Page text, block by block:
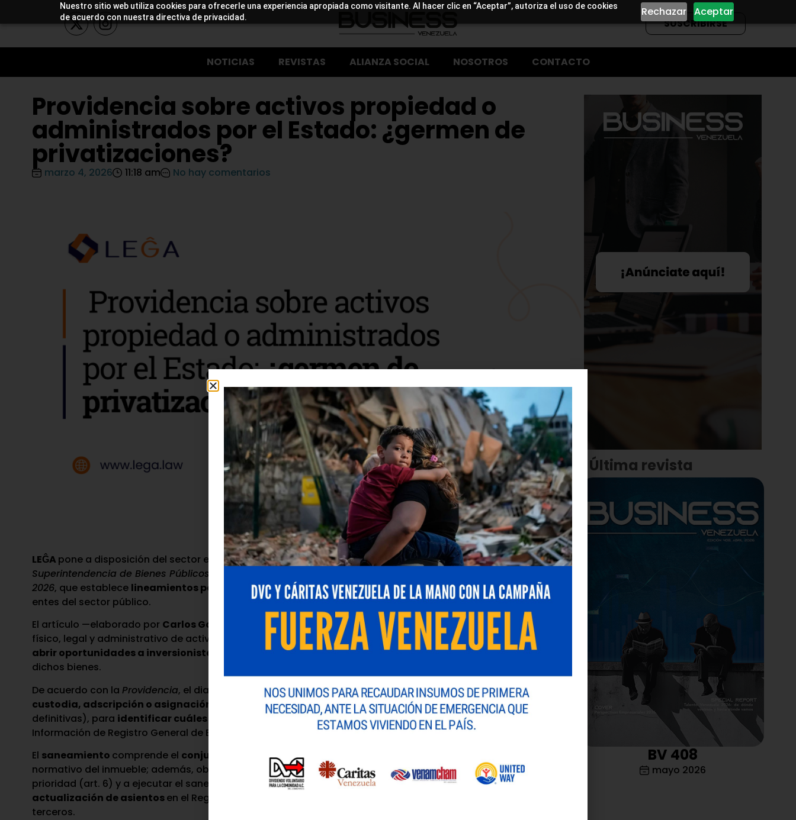
Nuestro sitio web utiliza cookies para ofrecerle una experiencia apropiada como visitante. Al hacer clic en “Aceptar”, autoriza el uso de cookies
de acuerdo con nuestra directiva de privacidad.
Rechazar Aceptar
SUSCRIBIRSE
NOTICIAS REVISTAS ALIANZA SOCIAL NOSOTROS CONTACTO
Providencia sobre activos propiedad o
administrados por el Estado: ¿germen de
privatizaciones?
marzo 4, 2026 11:18 am No hay comentarios
LEĜA pone a disposición del sector empresarial y de inversión su análisis sobre la Providencia N.° 023 de la
Superintendencia de Bienes Públicos
2026, que establece lineamientos para el diagnóstico y saneamiento de los bienes inmueblesde los órganos y
entes del sector público.
El artículo —elaborado por Carlos García Soto socio de LEĜA— destaca que la medida busca aclarar el estatus
físico, legal y administrativo de activos estatales o bajo administración del Estado, y subraya su
potencial para
abrir oportunidades a inversionistas locales y extranjeros , al ordenar la puesta al día registral y jurídica de
dichos bienes.
De acuerdo con la Providencia, el diagnóstico abarcará tantobienes propiedad del Estadocomo aquellos en
custodia, adscripción o asignación
(incluidos inmuebles sujetos a expropiaciones u ocupaciones temporales o
definitivas), para identificar cuáles requieren saneamientoy registrarlos correctamente en el Sistema de
Información de Registro General de Bienes Públicos.
El saneamiento comprende el conjunto de acciones, trámites y mejoras
normativo del inmueble; además, obliga a los entes a levantar informes con diagnósticos y planes de acción por
prioridad (art. 6) y a ejecutar el saneamiento legal, administrativo y técnico (arts. 7, 8 y 9), incluida la
actualización de asientosen el Registro Público para garantizar seguridad jurídica y oponibilidad frente a
terceros.
Última revista
BV 408
mayo 2026